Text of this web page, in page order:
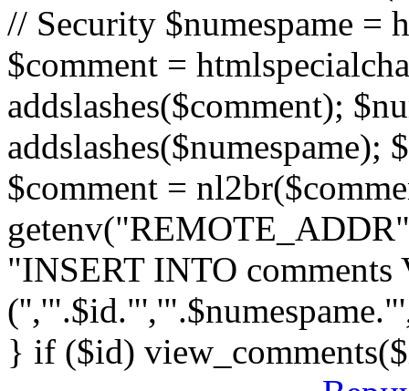
// Security $numespame =
$comment =
addslashes($comment);
addslashes($numespame);
$comment =
"INSERT INTO comments
} if ($id)